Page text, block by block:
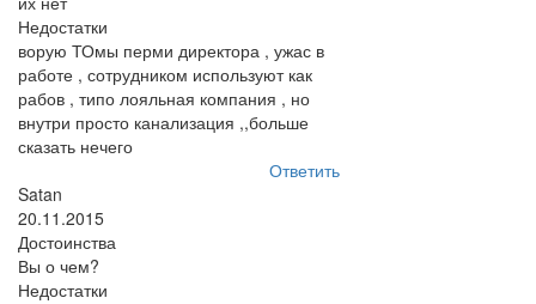
Недостатки
ворую ТОмы перми директора , ужас в
работе , сотрудником используют как
рабов , типо лояльная компания , но
внутри просто канализация ,,больше
сказать нечего
Ответить
Satan
20.11.2015
Достоинства
Вы о чем?
Недостатки